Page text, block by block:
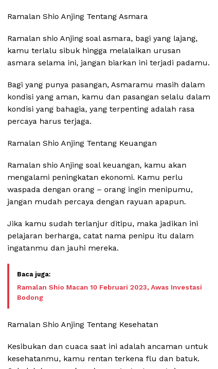
Ramalan Shio Anjing Tentang Asmara
Ramalan shio Anjing soal asmara, bagi yang lajang,
kamu terlalu sibuk hingga melalaikan urusan
asmara selama ini, jangan biarkan ini terjadi padamu.
Bagi yang punya pasangan, Asmaramu masih dalam
kondisi yang aman, kamu dan pasangan selalu dalam
kondisi yang bahagia, yang terpenting adalah rasa
percaya harus terjaga.
Ramalan Shio Anjing Tentang Keuangan
Ramalan shio Anjing soal keuangan, kamu akan
mengalami peningkatan ekonomi. Kamu perlu
waspada dengan orang – orang ingin menipumu,
jangan mudah percaya dengan rayuan apapun.
Jika kamu sudah terlanjur ditipu, maka jadikan ini
pelajaran berharga, catat nama penipu itu dalam
ingatanmu dan jauhi mereka.
Ramalan Shio Macan 10 Februari 2023, Awas Investasi
Bodong
Ramalan Shio Anjing Tentang Kesehatan
Kesibukan dan cuaca saat ini adalah ancaman untuk
kesehatanmu, kamu rentan terkena flu dan batuk.